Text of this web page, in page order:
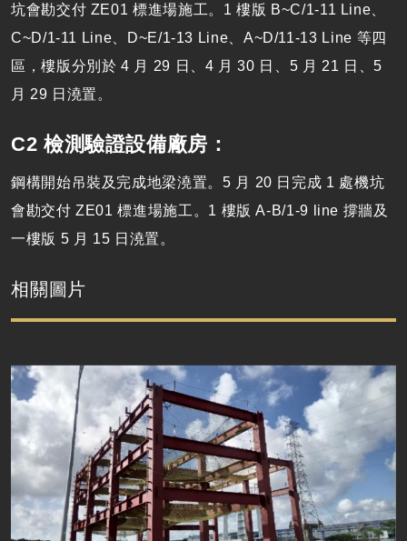
坑會勘交付 ZE01 標進場施工。1 樓版 B~C/1-11 Line、
C~D/1-11 Line、D~E/1-13 Line、A~D/11-13 Line 等四
區，樓版分別於 4 月 29 日、4 月 30 日、5 月 21 日、5
月 29 日澆置。
C2 檢測驗證設備廠房：
鋼構開始吊裝及完成地梁澆置。5 月 20 日完成 1 處機坑
會勘交付 ZE01 標進場施工。1 樓版 A-B/1-9 line 撐牆及
一樓版 5 月 15 日澆置。
相關圖片